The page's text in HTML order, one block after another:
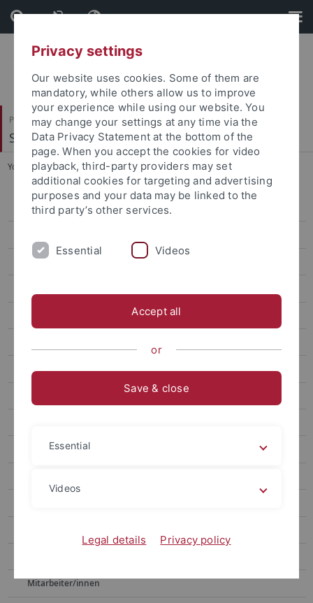
Skip
to
content
Skip
to
footer
Philosophische Fakultät
Slavisches Seminar
You are here: Startseite ... Schamma Schahadat
Simona Barazi
Natalia Borisova
Aleksandra Konarzewska
Olena Saikovska
Mitarbeiter/innen
Privacy settings
Our website uses cookies. Some of them are
mandatory, while others allow us to improve
your experience while using our website. You
may change your settings at any time via the
Data Privacy Statement at the bottom of the
page. When you accept the cookies for video
playback, third-party providers may set
additional cookies for targeting and advertising
purposes and your data may be linked to the
third party’s other services.
Essential Videos
Accept all
or
Save & close
Essential
Videos
Legal details Privacy policy